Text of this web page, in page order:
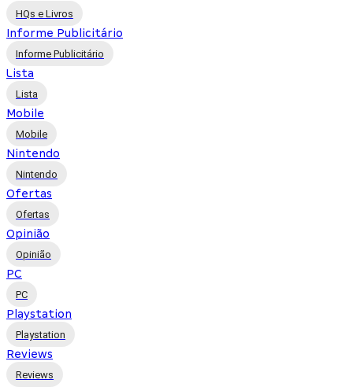
HQs e Livros
Informe Publicitário
Informe Publicitário
Lista
Lista
Mobile
Mobile
Nintendo
Nintendo
Ofertas
Ofertas
Opinião
Opinião
PC
PC
Playstation
Playstation
Reviews
Reviews